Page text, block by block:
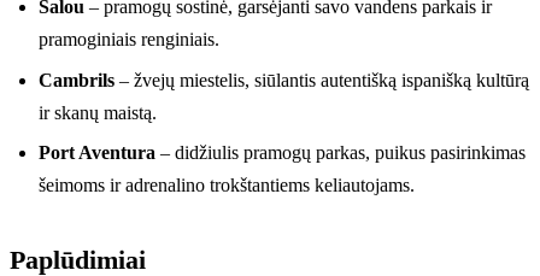
Salou – pramogų sostinė, garsėjanti savo vandens parkais ir
pramoginiais renginiais.
Cambrils – žvejų miestelis, siūlantis autentišką ispanišką kultūrą
ir skanų maistą.
Port Aventura – didžiulis pramogų parkas, puikus pasirinkimas
šeimoms ir adrenalino trokštantiems keliautojams.
Paplūdimiai